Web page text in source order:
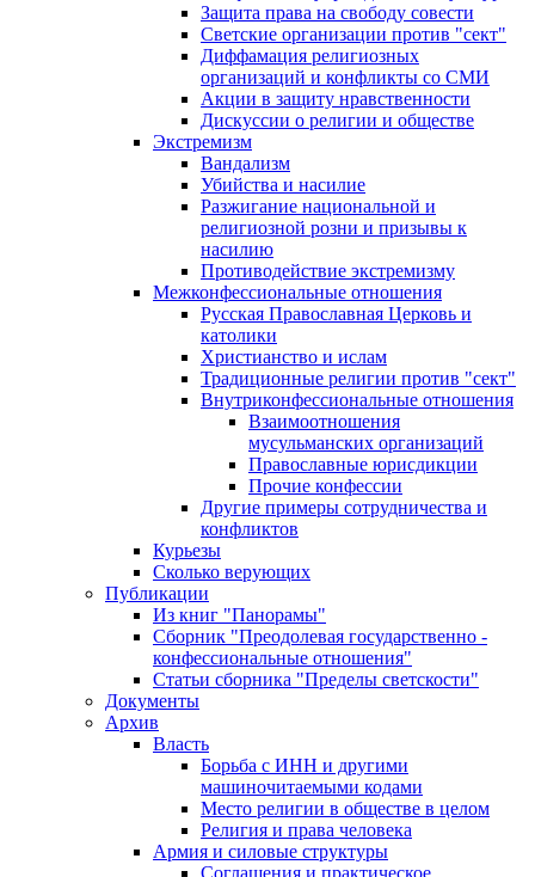
Защита права на свободу совести
Светские организации против "сект"
Диффамация религиозных
организаций и конфликты со СМИ
Акции в защиту нравственности
Дискуссии о религии и обществе
Экстремизм
Вандализм
Убийства и насилие
Разжигание национальной и
религиозной розни и призывы к
насилию
Противодействие экстремизму
Межконфессиональные отношения
Русская Православная Церковь и
католики
Христианство и ислам
Традиционные религии против "сект"
Внутриконфессиональные отношения
Взаимоотношения
мусульманских организаций
Православные юрисдикции
Прочие конфессии
Другие примеры сотрудничества и
конфликтов
Курьезы
Сколько верующих
Публикации
Из книг "Панорамы"
Сборник "Преодолевая государственно -
конфессиональные отношения"
Статьи сборника "Пределы светскости"
Документы
Архив
Власть
Борьба с ИНН и другими
машиночитаемыми кодами
Место религии в обществе в целом
Религия и права человека
Армия и силовые структуры
Соглашения и практическое